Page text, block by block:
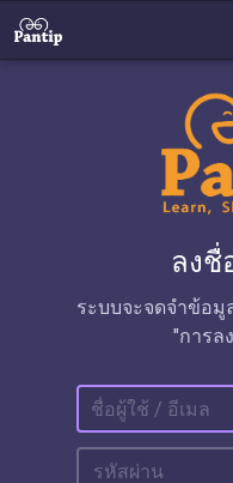
ลงชื่
ระบบจะจดจำข้อ
"การล